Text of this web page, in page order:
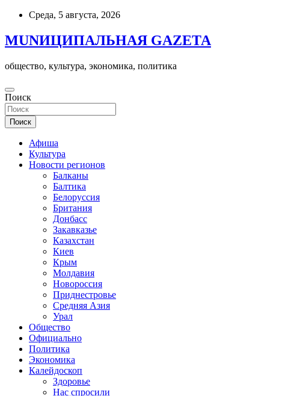
Skip
content
Среда, 5 августа, 2026
MUNИЦИПАЛЬНАЯ GAZЕТА
общество, культура, экономика, политика
Поиск
Поиск
Афиша
Культура
Новости регионов
Балканы
Балтика
Белоруссия
Британия
Донбасс
Закавказье
Казахстан
Киев
Крым
Молдавия
Новороссия
Приднестровье
Средняя Азия
Урал
Общество
Официально
Политика
Экономика
Калейдоскоп
Здоровье
Нас спросили